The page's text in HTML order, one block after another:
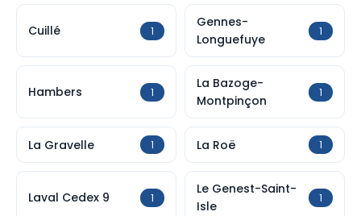
Cuillé 1
Gennes-
Longuefuye
1
Hambers 1
La Bazoge-
Montpinçon
1
La Gravelle 1 La Roë 1
Laval Cedex 9 1
Le Genest-Saint-
Isle
1